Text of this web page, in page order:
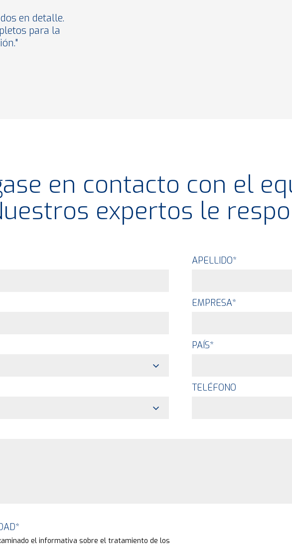
en detalle.
para la
en contacto con el
expertos le
APELLIDO*
EMPRESA*
PAÍS*
TELÉFONO
*
el informativa sobre el tratamiento de los